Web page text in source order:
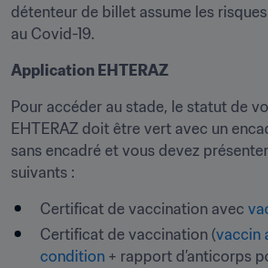
détenteur de billet assume les
au Covid-19.
Application EHTERAZ
Pour accéder au stade, le statut de
EHTERAZ doit être vert avec un
sans encadré et vous devez
suivants :
Certificat de vaccination avec
Certificat de vaccination (vaccin
condition + rapport d’anticorps